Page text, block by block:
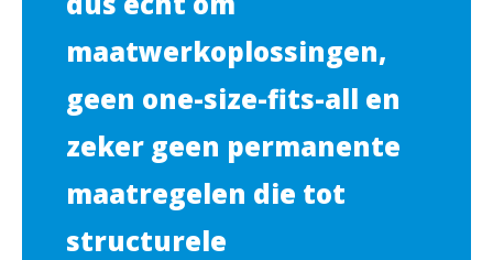
maatwerkoplossingen,
geen one-size-fits-all en
zeker geen permanente
maatregelen die tot
structurele